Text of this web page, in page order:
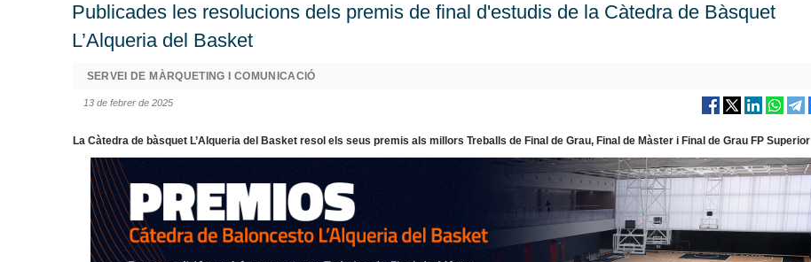
Publicades les resolucions dels premis de final d'estudis de la Càtedra de Bàsquet
L’Alqueria del Basket
SERVEI DE MÀRQUETING I COMUNICACIÓ
13 de febrer de 2025
La Càtedra de bàsquet L’Alqueria del Basket resol els seus premis als millors Treballs de Final de Grau, Final de Màster i Final de Grau FP Superior